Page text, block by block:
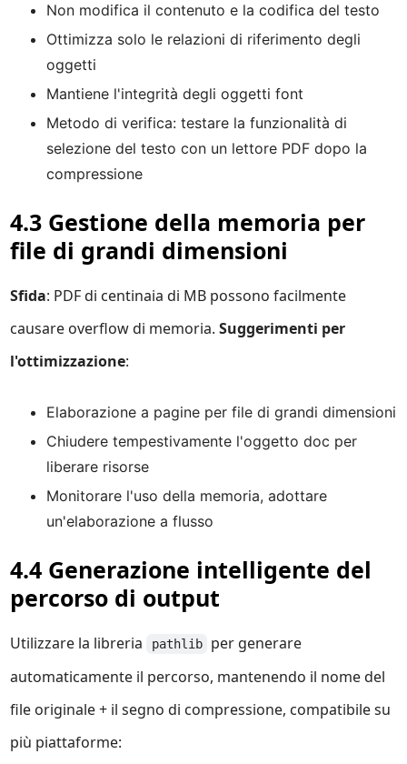
Non modifica il contenuto e la codifica del testo
Ottimizza solo le relazioni di riferimento degli
oggetti
Mantiene l'integrità degli oggetti font
Metodo di verifica: testare la funzionalità di
selezione del testo con un lettore PDF dopo la
compressione
4.3 Gestione della memoria per
file di grandi dimensioni
Sfida: PDF di centinaia di MB possono facilmente
causare overflow di memoria.Suggerimenti per
l'ottimizzazione:
Elaborazione a pagine per file di grandi dimensioni
Chiudere tempestivamente l'oggetto doc per
liberare risorse
Monitorare l'uso della memoria, adottare
un'elaborazione a flusso
4.4 Generazione intelligente del
percorso di output
Utilizzare la libreria pathlib
per generare
automaticamente il percorso, mantenendo il nome del
file originale + il segno di compressione, compatibile su
più piattaforme: